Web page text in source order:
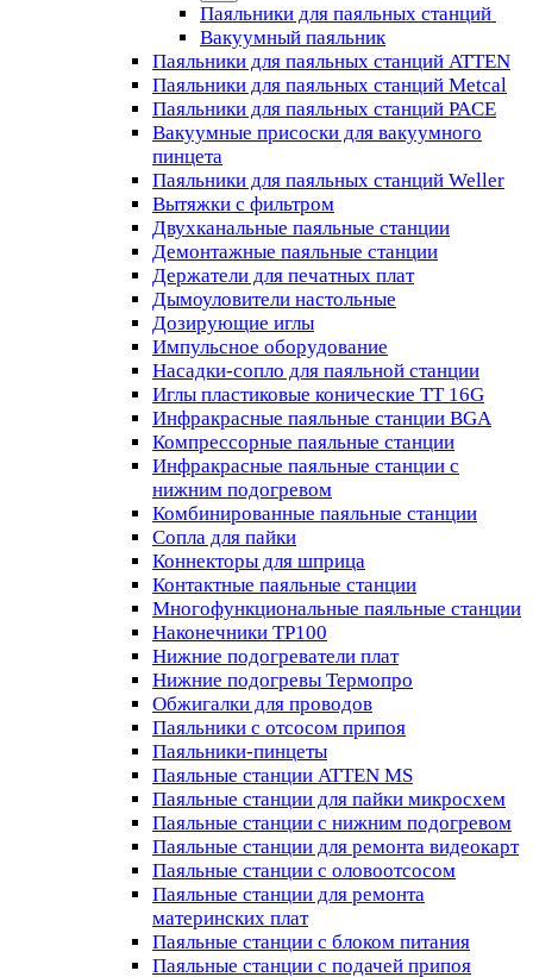
Паяльники для паяльных станций
Вакуумный паяльник
Паяльники для паяльных станций ATTEN
Паяльники для паяльных станций Metcal
Паяльники для паяльных станций PACE
Вакуумные присоски для вакуумного
пинцета
Паяльники для паяльных станций Weller
Вытяжки с фильтром
Двухканальные паяльные станции
Демонтажные паяльные станции
Держатели для печатных плат
Дымоуловители настольные
Дозирующие иглы
Импульсное оборудование
Насадки-сопло для паяльной станции
Иглы пластиковые конические TT 16G
Инфракрасные паяльные станции BGA
Компрессорные паяльные станции
Инфракрасные паяльные станции с
нижним подогревом
Комбинированные паяльные станции
Сопла для пайки
Коннекторы для шприца
Контактные паяльные станции
Многофункциональные паяльные станции
Наконечники TP100
Нижние подогреватели плат
Нижние подогревы Термопро
Обжигалки для проводов
Паяльники с отсосом припоя
Паяльники-пинцеты
Паяльные станции ATTEN MS
Паяльные станции для пайки микросхем
Паяльные станции с нижним подогревом
Паяльные станции для ремонта видеокарт
Паяльные станции с оловоотсосом
Паяльные станции для ремонта
материнских плат
Паяльные станции с блоком питания
Паяльные станции с подачей припоя